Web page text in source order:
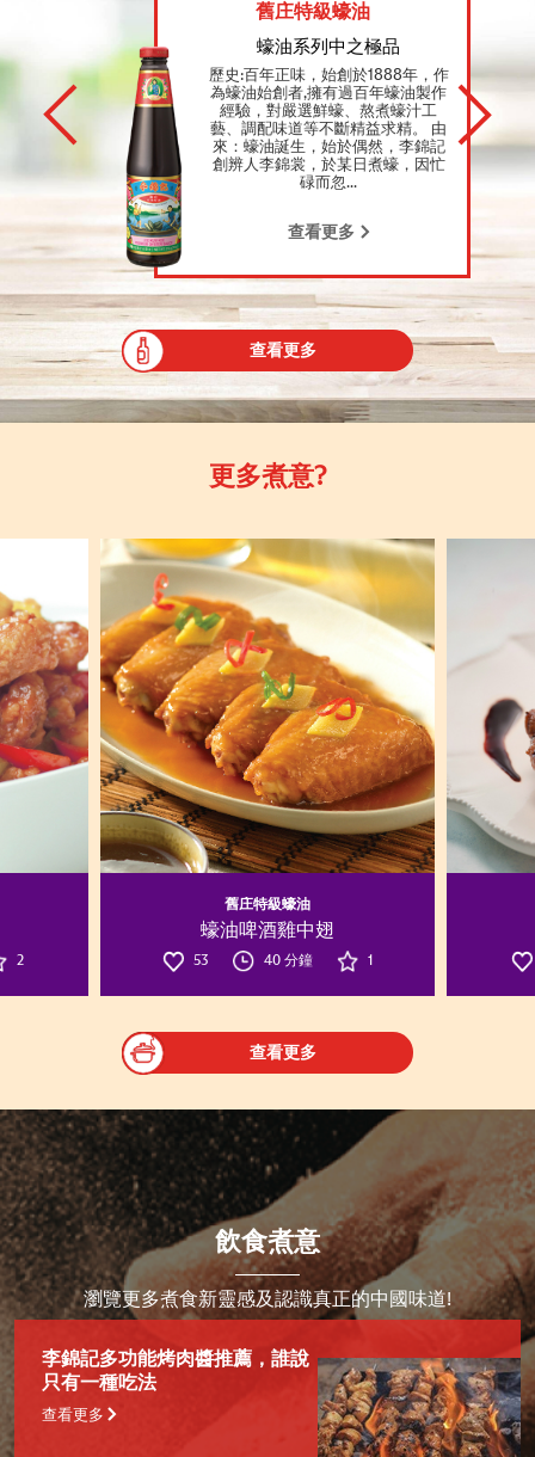
舊庄特級蠔油
蠔油系列中之極品
歷史:百年正味，始創於1888年，作
為蠔油始創者,擁有過百年蠔油製作
經驗，對嚴選鮮蠔、熬煮蠔汁工
藝、調配味道等不斷精益求精。 由
來：蠔油誕生，始於偶然，李錦記
創辨人李錦裳，於某日煮蠔，因忙
碌而忽...
查看更多
查看更多
更多煮意?
2
舊庄特級蠔油
蠔油啤酒雞中翅
53 40 分鐘 1
查看更多
飲食煮意
瀏覽更多煮食新靈感及認識真正的中國味道!
李錦記多功能烤肉醬推薦，誰說
只有一種吃法
查看更多